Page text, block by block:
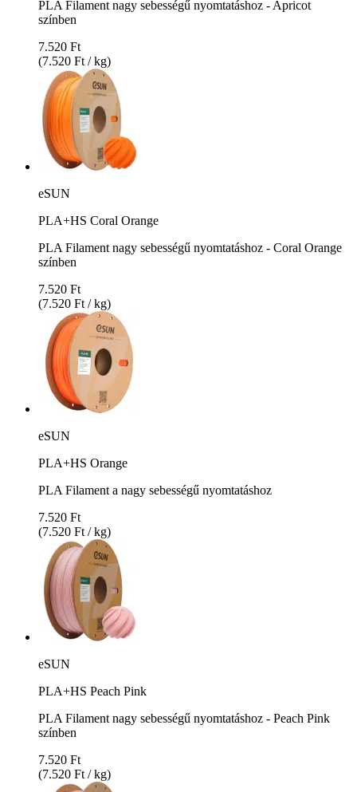
PLA Filament nagy sebességű nyomtatáshoz - Apricot
színben
7.520 Ft
(7.520 Ft / kg)
eSUN
PLA+HS Coral Orange
PLA Filament nagy sebességű nyomtatáshoz - Coral Orange
színben
7.520 Ft
(7.520 Ft / kg)
eSUN
PLA+HS Orange
PLA Filament a nagy sebességű nyomtatáshoz
7.520 Ft
(7.520 Ft / kg)
eSUN
PLA+HS Peach Pink
PLA Filament nagy sebességű nyomtatáshoz - Peach Pink
színben
7.520 Ft
(7.520 Ft / kg)